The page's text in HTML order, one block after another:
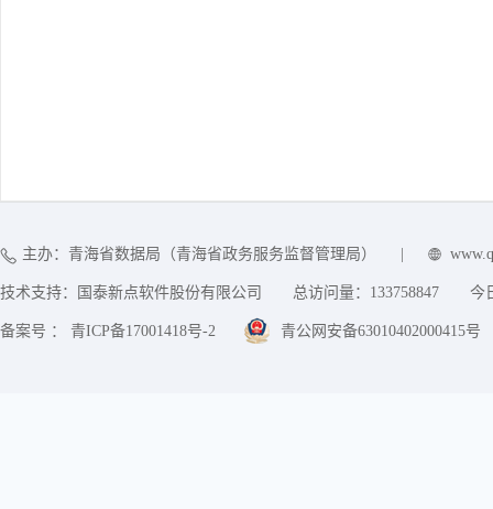
主办：青海省数据局（青海省政务服务监督管理局）
技术支持：国泰新点软件股份有限公司 总访问量： 133758847 今
备案号 ： 青ICP备17001418号-2 青公网安备63010402000415号